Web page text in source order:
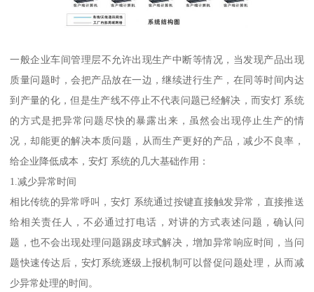
一般企业车间管理层不允许出现生产中断等情况，当发现产品出现
质量问题时，会把产品放在一边，继续进行生产，在同等时间内达
到产量的化，但是生产线不停止不代表问题已经解决，而安灯 系统
的方式是把异常问题尽快的暴露出来，虽然会出现停止生产的情
况，却能更的解决本质问题，从而生产更好的产品，减少不良率，
给企业降低成本，安灯 系统的几大基础作用：
1.减少异常时间
相比传统的异常呼叫，安灯 系统通过按键直接触发异常，直接推送
给相关责任人，不必通过打电话，对讲的方式表述问题，确认问
题，也不会出现处理问题踢皮球式解决，增加异常响应时间，当问
题快速传达后，安灯系统逐级上报机制可以督促问题处理，从而减
少异常处理的时间。